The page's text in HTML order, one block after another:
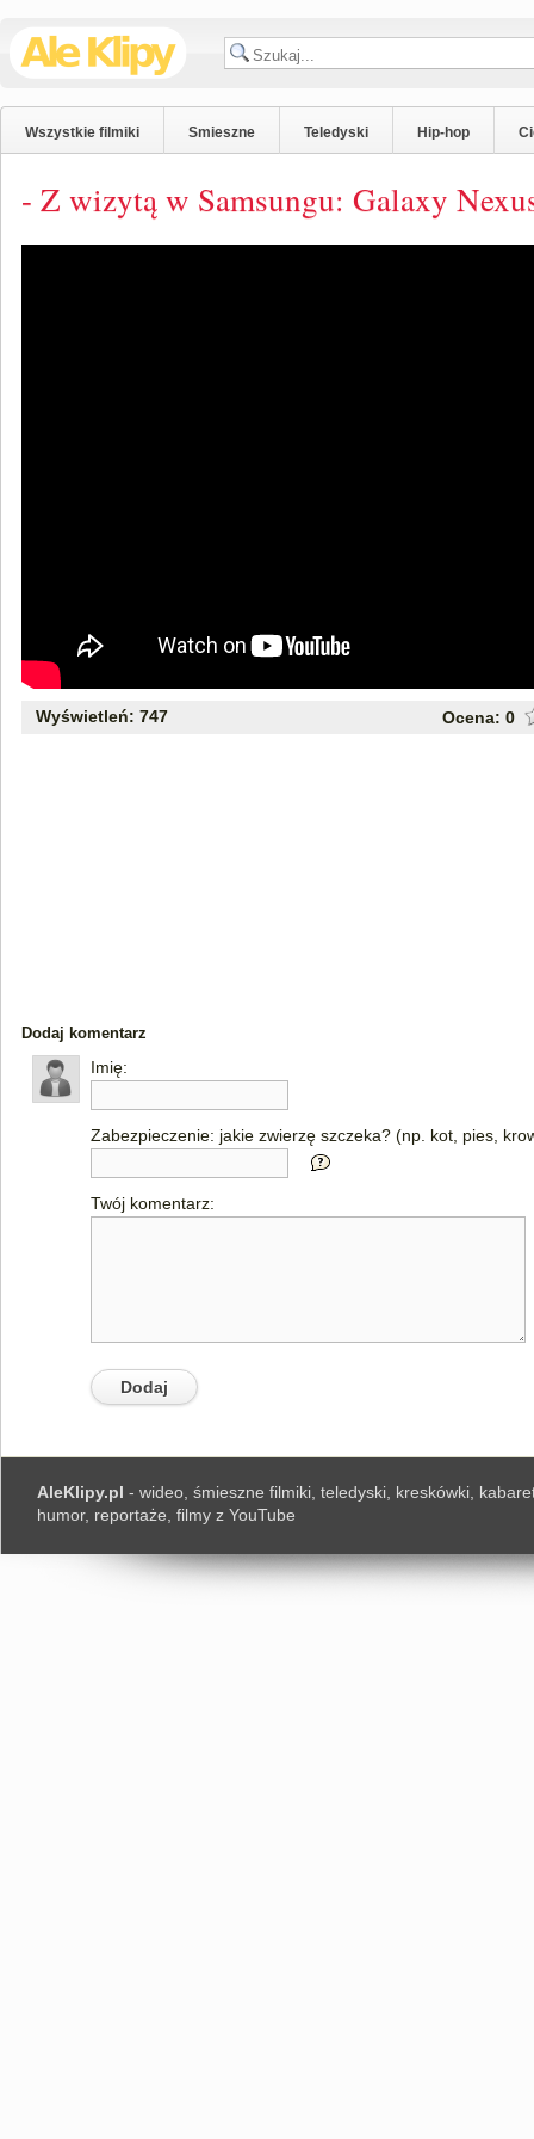
Wszystkie filmiki Smieszne Teledyski Hip-hop
- Z wizytą w Samsungu: Galaxy
Wyświetleń: 747 Ocena: 0
Dodaj komentarz
Imię:
Zabezpieczenie: jakie zwierzę szczeka? (np. kot, pies,
Twój komentarz:
AleKlipy.pl - wideo, śmieszne filmiki, teledyski, kreskówki,
humor, reportaże, filmy z YouTube